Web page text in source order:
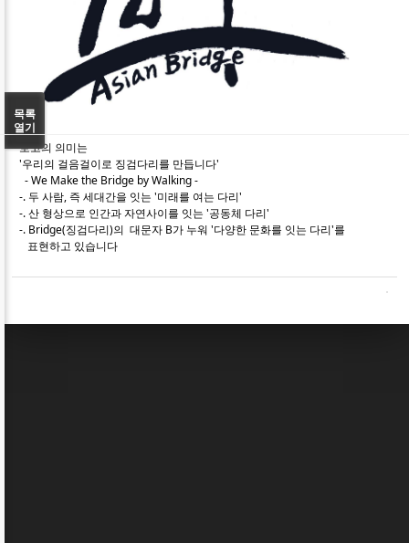
로고의 의미는
'우리의 걸음걸이로 징검다리를 만듭니다'
- We Make the Bridge by Walking -
-. 두 사람, 즉 세대간을 잇는 '미래를 여는 다리'
-. 산 형상으로 인간과 자연사이를 잇는 '공동체 다리'
-. Bridge(징검다리)의 대문자 B가 누워 '다양한 문화를 잇는 다리'를
표현하고 있습니다
목록
열기